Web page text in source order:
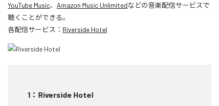
YouTube Music、 Amazon Music Unlimitedなどの音楽配信サービスで
聴くことができる。
各配信サービス： Riverside Hotel
1 ： Riverside Hotel